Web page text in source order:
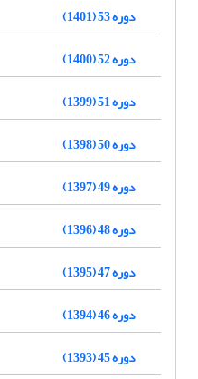
دوره 53 (1401)
دوره 52 (1400)
دوره 51 (1399)
دوره 50 (1398)
دوره 49 (1397)
دوره 48 (1396)
دوره 47 (1395)
دوره 46 (1394)
دوره 45 (1393)